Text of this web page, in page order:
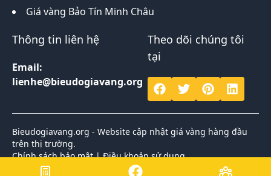
Giá vàng Bảo Tín Minh Châu
Thông tin liên hệ
Email:
lienhe@bieudogiavang.org
Theo dõi chúng tôi
tại
Bieudogiavang.org - Website cập nhật giá vàng hàng đầu
trên thị trường.
Chính sách bảo mật|Điều khoản sử dụng
Bản quyền 2026 © thuộc về Biểu đồ giá vàng